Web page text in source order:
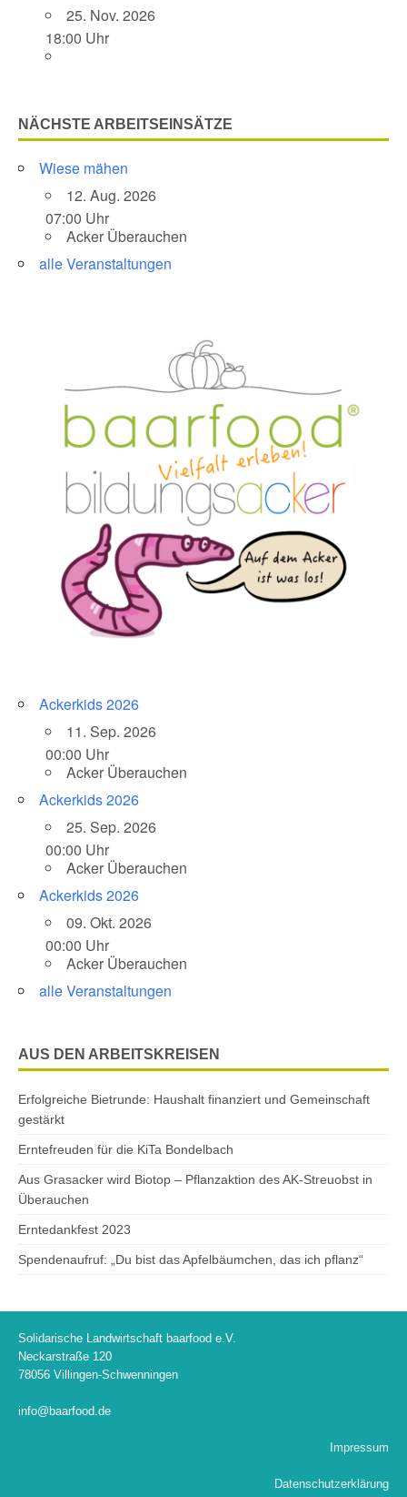
25. Nov. 2026
18:00 Uhr
NÄCHSTE ARBEITSEINSÄTZE
Wiese mähen
12. Aug. 2026
07:00 Uhr
Acker Überauchen
alle Veranstaltungen
Ackerkids 2026
11. Sep. 2026
00:00 Uhr
Acker Überauchen
Ackerkids 2026
25. Sep. 2026
00:00 Uhr
Acker Überauchen
Ackerkids 2026
09. Okt. 2026
00:00 Uhr
Acker Überauchen
alle Veranstaltungen
AUS DEN ARBEITSKREISEN
Erfolgreiche Bietrunde: Haushalt finanziert und Gemeinschaft
gestärkt
Erntefreuden für die KiTa Bondelbach
Aus Grasacker wird Biotop – Pflanzaktion des AK-Streuobst in
Überauchen
Erntedankfest 2023
Spendenaufruf: „Du bist das Apfelbäumchen, das ich pflanz“
Solidarische Landwirtschaft baarfood e.V.
Neckarstraße 120
78056 Villingen-Schwenningen
info@baarfood.de
Impressum
Datenschutzerklärung